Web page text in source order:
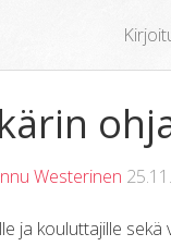
Westerinen
ja kouluttajille